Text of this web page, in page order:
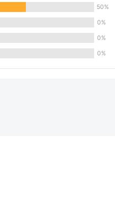
50%
0%
0%
0%